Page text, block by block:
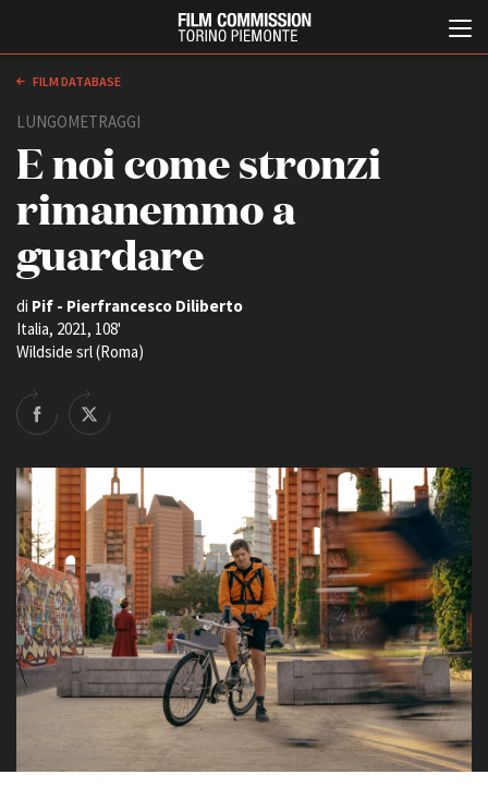
ABOUT
Storia della Fondazione
Contatti
Partner
Rete regionale
Bilancio sociale
Amministrazione
trasparente
Bandi e gare
Sostenibilità ambientale
SERVIZI
Location scouting
Spazi nella sede FCTP
Guarda che storia!
La Grazia - Immagini e
location della Torino di Paolo
Sorrentino
Open Day
Ciak in TOur!
FESTIVAL, MARKETS,
AWARDS
International Film Festival
Rotterdam
Berlinale Internationalen
Filmfestspiele Berlin
FILM DATABASE
LUNGOMETRAGGI
E noi come stronzi
rimanemmo a
guardare
di Pif - Pierfrancesco Diliberto
Italia, 2021, 108'
Wildside srl (Roma)